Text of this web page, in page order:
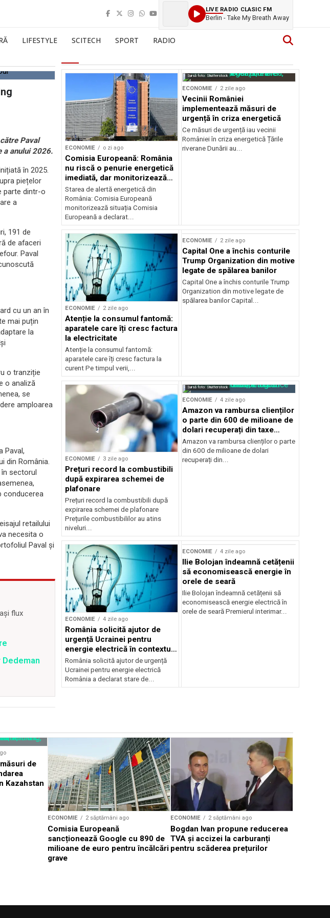
LIVE RADIO CLASIC FM
Berlin - Take My Breath Away
LIFESTYLE SCITECH SPORT RADIO
Paval
a anului 2026.
în 2025.
piețelor
parte dintr-o
a
191 de
de afaceri
Paval
cu un an în
mai puțin
la
o tranziție
o analiză
se
amploarea
Paval,
din România.
sectorul
conducerea
retailului
necesita o
Paval și
flux
Dedeman
ECONOMIE o zi ago
Comisia Europeană: România
nu riscă o penurie energetică
imediată, dar monitorizează
situația
Starea de alertă energetică din
România: Comisia Europeană
monitorizează situația Comisia
Europeană a declarat...
Sursă foto: Shutterstock
ECONOMIE 2 zile ago
Vecinii României
implementează măsuri de
urgență în criza energetică
Ce măsuri de urgență iau vecinii
României în criza energetică Țările
riverane Dunării au...
ECONOMIE 2 zile ago
Atenție la consumul fantomă:
aparatele care îți cresc factura
la electricitate
Atenție la consumul fantomă:
aparatele care îți cresc factura la
curent Pe timpul verii,...
ECONOMIE 2 zile ago
Capital One a închis conturile
Trump Organization din motive
legate de spălarea banilor
Capital One a închis conturile Trump
Organization din motive legate de
spălarea banilor Capital...
ECONOMIE 3 zile ago
Prețuri record la combustibili
după expirarea schemei de
plafonare
Prețuri record la combustibili după
expirarea schemei de plafonare
Prețurile combustibililor au atins
niveluri...
Sursă foto: Shutterstock
ECONOMIE 4 zile ago
Amazon va rambursa clienților
o parte din 600 de milioane de
dolari recuperați din taxe
vamale
Amazon va rambursa clienților o parte
din 600 de milioane de dolari
recuperați din...
ECONOMIE 4 zile ago
România solicită ajutor de
urgență Ucrainei pentru
energie electrică în contextul
crizei energetice
România solicită ajutor de urgență
Ucrainei pentru energie electrică
România a declarat stare de...
ECONOMIE 4 zile ago
Ilie Bolojan îndeamnă cetățenii
să economisească energie în
orele de seară
Ilie Bolojan îndeamnă cetățenii să
economisească energie electrică în
orele de seară Premierul interimar...
de
Kazahstan
ECONOMIE 2 săptămâni ago
Comisia Europeană
sancționează Google cu 890 de
milioane de euro pentru încălcări
grave
ECONOMIE 2 săptămâni ago
Bogdan Ivan propune reducerea
TVA și accizei la carburanți
pentru scăderea prețurilor